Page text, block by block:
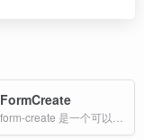
FormCreate